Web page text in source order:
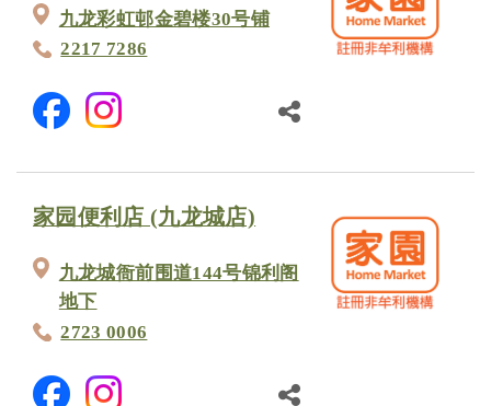
九龙彩虹邨金碧楼30号铺
2217 7286
家园便利店 (九龙城店)
九龙城衙前围道144号锦利阁
地下
2723 0006